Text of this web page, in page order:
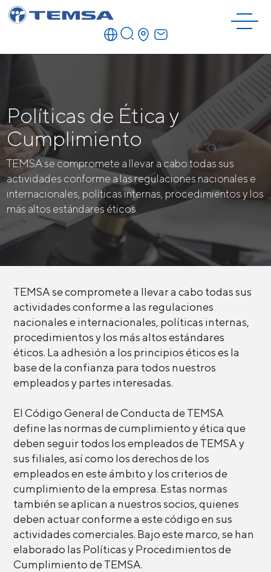
Políticas de Ética y
Cumplimiento
TEMSA se compromete a llevar a cabo todas sus
actividades conforme a las regulaciones nacionales e
internacionales, políticas internas, procedimientos y los
más altos estándares éticos.
TEMSA se compromete a llevar a cabo todas sus
actividades conforme a las regulaciones
nacionales e internacionales, políticas internas,
procedimientos y los más altos estándares
éticos. La adhesión a los principios éticos es la
base de la confianza para todos nuestros
empleados y partes interesadas.
El Código General de Conducta de TEMSA
define las normas de cumplimiento y ética que
deben seguir todos los empleados de TEMSA y
sus filiales, así como los derechos de los
empleados en este ámbito y los criterios de
cumplimiento de la empresa. Estas normas
también se aplican a nuestros socios, quienes
deben actuar conforme a este código en sus
actividades comerciales. Bajo este marco, se han
elaborado las Políticas y Procedimientos de
Cumplimiento de TEMSA.